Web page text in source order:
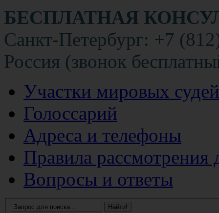
БЕСПЛАТНАЯ
Санкт-Петербург: +7
Россия (звонок
Участки мировых судей
Голоссарий
Адреса и телефоны
Правила рассмотрения
Вопросы и ответы